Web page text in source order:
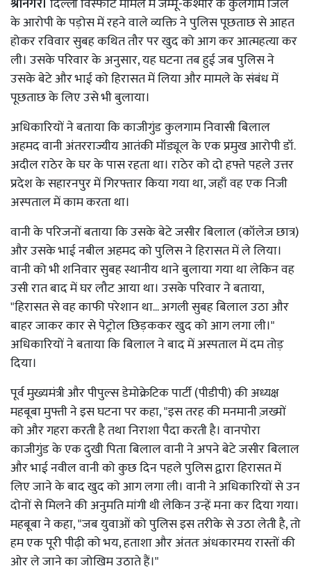
के आरोपी के पड़ोस में रहने वाले व्यक्ति ने पुलिस पूछताछ से आहत
होकर रविवार सुबह कथित तौर पर खुद को आग कर आत्महत्या कर
ली। उसके परिवार के अनुसार, यह घटना तब हुई जब पुलिस ने
उसके बेटे और भाई को हिरासत में लिया और मामले के संबंध में
पूछताछ के लिए उसे भी बुलाया।
अधिकारियों ने बताया कि काजीगुंड कुलगाम निवासी बिलाल
अहमद वानी अंतरराज्यीय आतंकी मॉड्यूल के एक प्रमुख आरोपी डॉ.
अदील राठेर के घर के पास रहता था। राठेर को दो हफ्ते पहले उत्तर
प्रदेश के सहारनपुर में गिरफ्तार किया गया था, जहाँ वह एक निजी
अस्पताल में काम करता था।
वानी के परिजनों बताया कि उसके बेटे जसीर बिलाल (कॉलेज छात्र)
और उसके भाई नबील अहमद को पुलिस ने हिरासत में ले लिया।
वानी को भी शनिवार सुबह स्थानीय थाने बुलाया गया था लेकिन वह
उसी रात बाद में घर लौट आया था। उसके परिवार ने बताया,
"हिरासत से वह काफी परेशान था... अगली सुबह बिलाल उठा और
बाहर जाकर कार से पेट्रोल छिड़ककर खुद को आग लगा ली।"
अधिकारियों ने बताया कि बिलाल ने बाद में अस्पताल में दम तोड़
दिया।
पूर्व मुख्यमंत्री और पीपुल्स डेमोक्रेटिक पार्टी (पीडीपी) की अध्यक्ष
महबूबा मुफ्ती ने इस घटना पर कहा, "इस तरह की मनमानी ज़ख्मों
को और गहरा करती है तथा निराशा पैदा करती है। वानपोरा
काजीगुंड के एक दुखी पिता बिलाल वानी ने अपने बेटे जसीर बिलाल
और भाई नवील वानी को कुछ दिन पहले पुलिस द्वारा हिरासत में
लिए जाने के बाद खुद को आग लगा ली। वानी ने अधिकारियों से उन
दोनों से मिलने की अनुमति मांगी थी लेकिन उन्हें मना कर दिया गया।
महबूबा ने कहा, "जब युवाओं को पुलिस इस तरीके से उठा लेती है, तो
हम एक पूरी पीढ़ी को भय, हताशा और अंततः अंधकारमय रास्तों की
ओर ले जाने का जोखिम उठाते हैं।"